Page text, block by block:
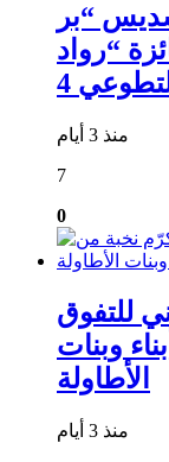
“بر
“رواد
منذ 3 أيام
7
0
للتفوق
وبنات
الأطاولة
منذ 3 أيام